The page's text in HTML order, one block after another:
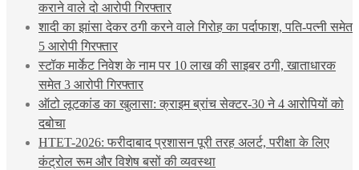
कराने वाले दो आरोपी गिरफ्तार
शादी का झांसा देकर ठगी करने वाले गिरोह का पर्दाफाश, पति-पत्नी समेत
5 आरोपी गिरफ्तार
स्टॉक मार्केट निवेश के नाम पर 10 लाख की साइबर ठगी, खाताधारक
समेत 3 आरोपी गिरफ्तार
ऑटो लूटकांड का खुलासा: क्राइम ब्रांच सेक्टर-30 ने 4 आरोपियों को
दबोचा
HTET-2026: फरीदाबाद प्रशासन पूरी तरह अलर्ट, परीक्षा के लिए
कंट्रोल रूम और विशेष बसों की व्यवस्था